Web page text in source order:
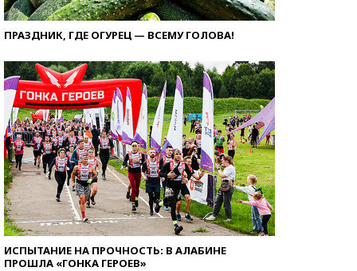
ПРАЗДНИК, ГДЕ ОГУРЕЦ — ВСЕМУ ГОЛОВА!
ИСПЫТАНИЕ НА ПРОЧНОСТЬ: В АЛАБИНЕ
ПРОШЛА «ГОНКА ГЕРОЕВ»